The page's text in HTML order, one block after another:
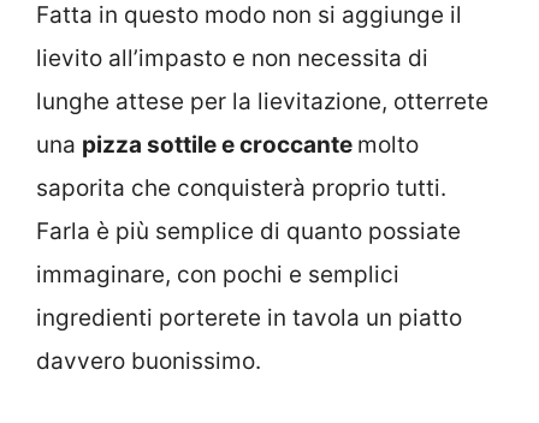
Fatta in questo modo non si aggiunge il
lievito all’impasto e non necessita di
lunghe attese per la lievitazione, otterrete
una pizza sottile e croccante molto
saporita che conquisterà proprio tutti.
Farla è più semplice di quanto possiate
immaginare, con pochi e semplici
ingredienti porterete in tavola un piatto
davvero buonissimo.